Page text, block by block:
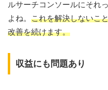
ルサーチコンソールにそれ
よね。 これを解決しないこ
改善を続けます。
収益にも問題あり